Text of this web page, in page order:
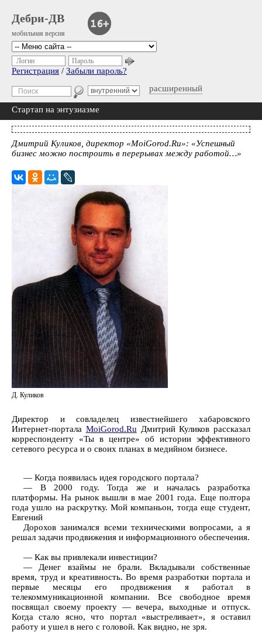
Дебри-ДВ
мобильная версия
расширенный
Логин Пароль
Регистрация / Забыли пароль?
Стартап на энтузиазме
Дмитрий Куликов, директор «MoiGorod.Ru»: «Успешный
бизнес можно построить в перерывах между работой…»
Д. Куликов
Директор и совладелец известнейшего хабаровского
Интернет-портала MoiGorod.Ru Дмитрий Куликов рассказал
корреспонденту «Ты в центре» об истории эффективного
сетевого ресурса и о своих планах в медийном бизнесе.
— Когда появилась идея городского портала?
— В 2000 году. Тогда же и началась разработка
платформы. На рынок вышли в мае 2001 года. Еще полтора
года ушло на раскрутку. Мой компаньон, тогда еще студент,
Евгений
Дорохов занимался всеми техническими вопросами, а я
решал задачи продвижения и информационного обеспечения.
— Как вы привлекали инвестиции?
— Денег взаймы не брали. Вкладывали собственные
время, труд и креативность. Во время разработки портала и
первые месяцы его продвижения я работал в
телекоммуникационной компании. Все свободное время
посвящал своему проекту — вечера, выходные и отпуск.
Когда стало ясно, что портал «выстреливает», я оставил
работу и ушел в него с головой. Как видно, не зря.